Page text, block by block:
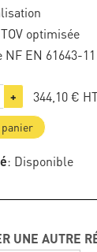
optimisée
NF EN 61643-
+ 344,10 €
: Disponible
UNE AUTRE